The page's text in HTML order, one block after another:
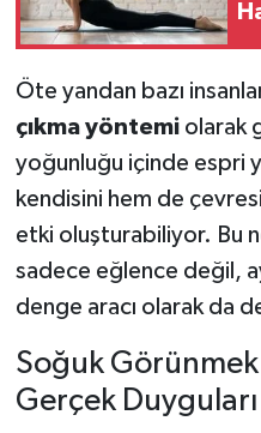
Öte yandan bazı
çıkma yöntemi olarak
yoğunluğu içinde espri
kendisini hem de
etki oluşturabiliyor. Bu
sadece eğlence değil,
denge aracı olarak da
Soğuk
Gerçek Duyguları